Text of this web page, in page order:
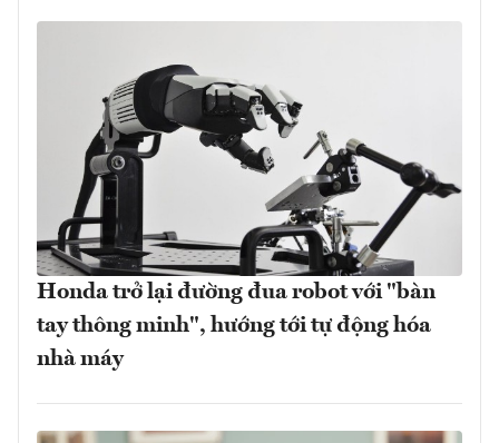
Honda trở lại đường đua robot với "bàn
tay thông minh", hướng tới tự động hóa
nhà máy